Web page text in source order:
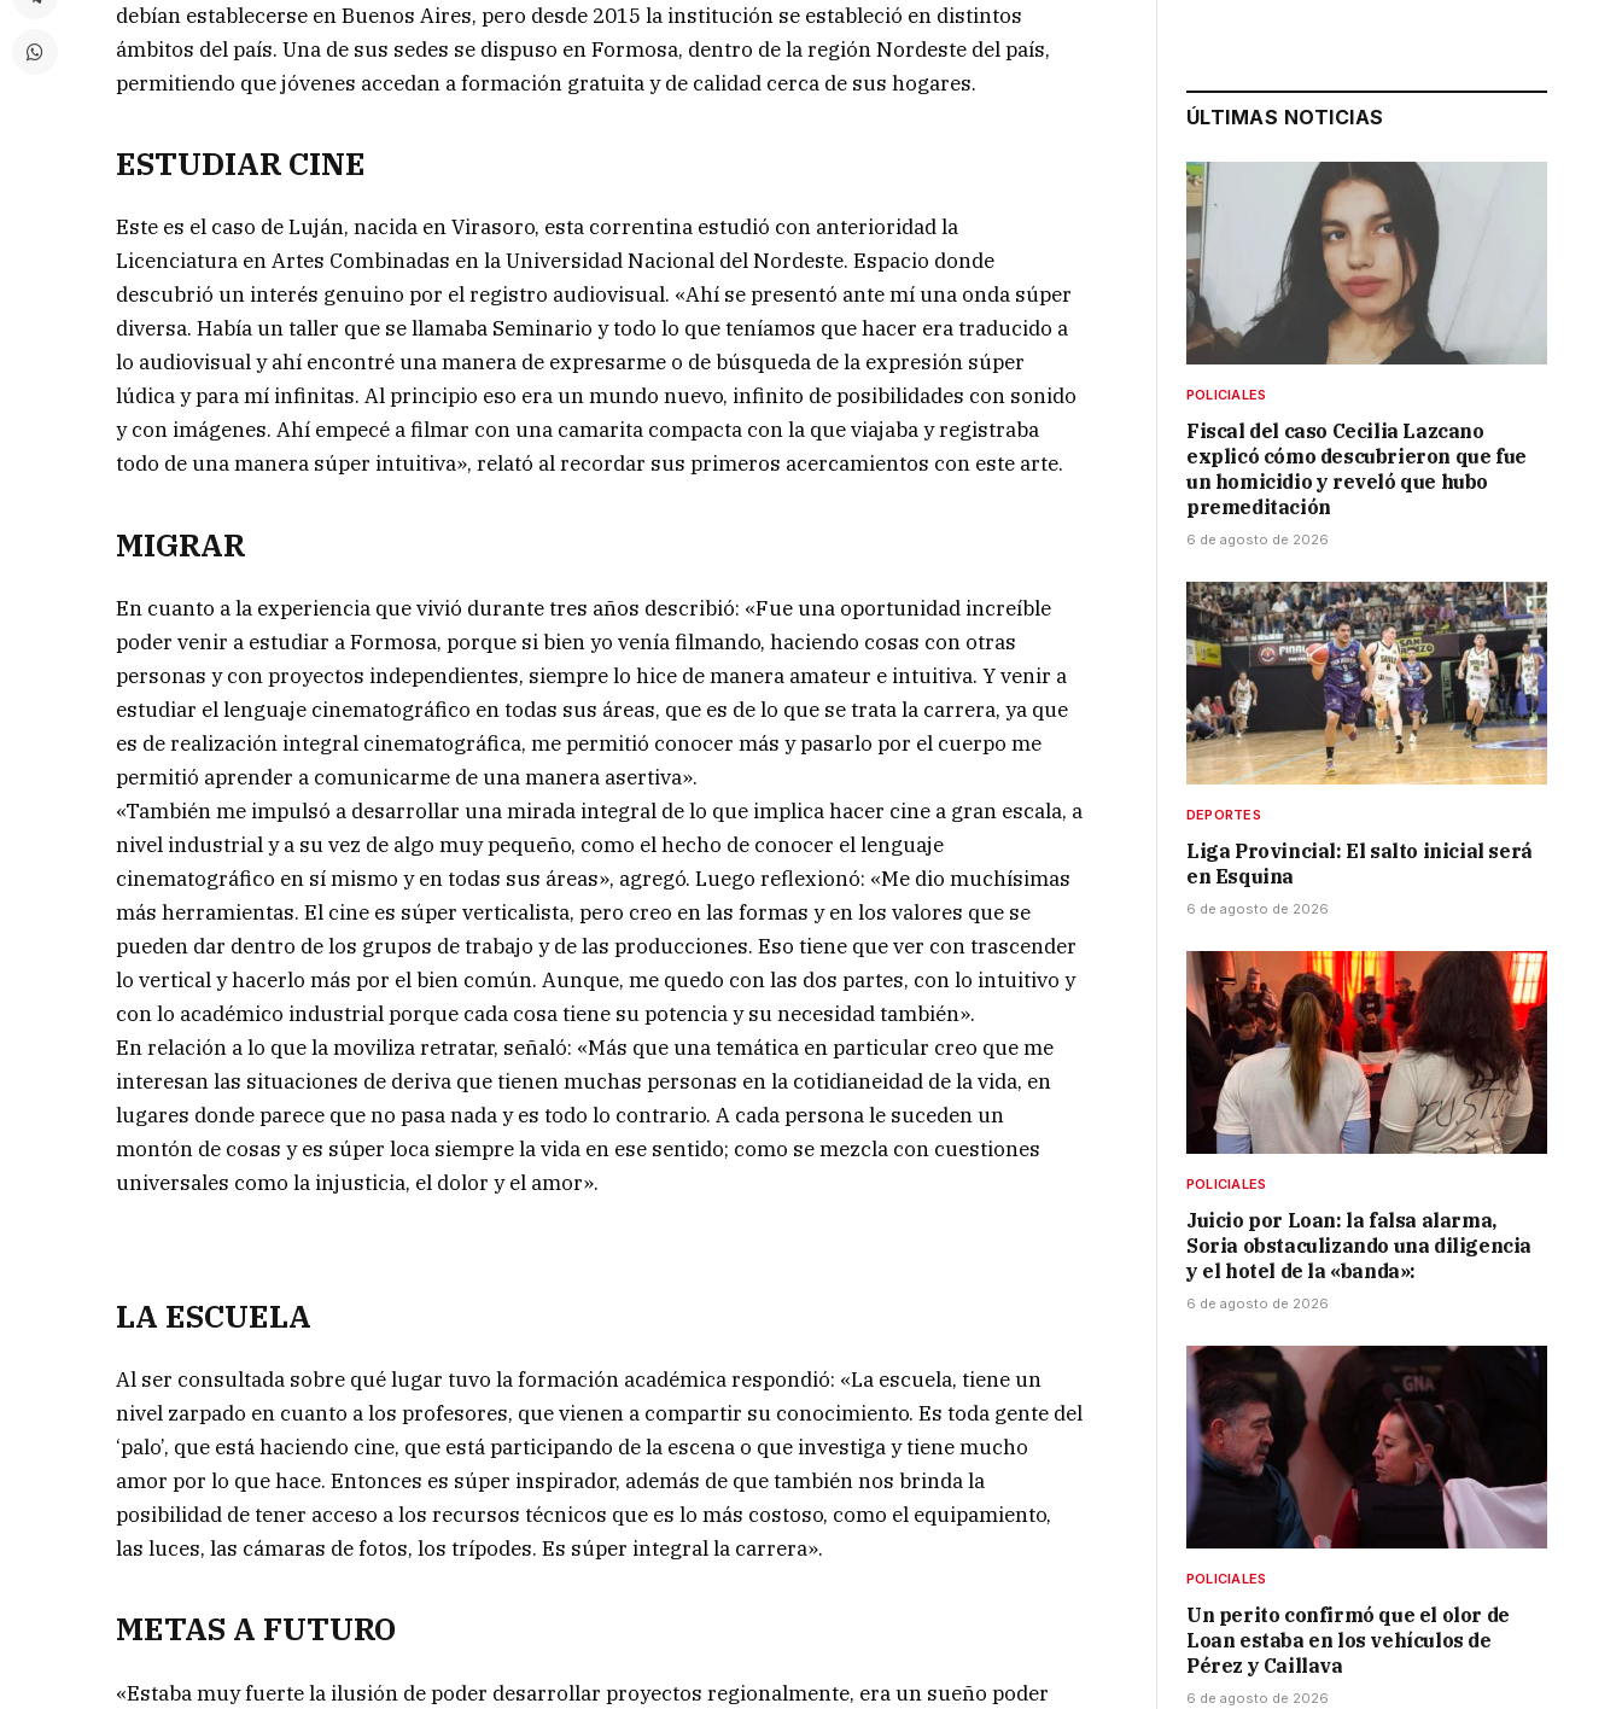
debían establecerse en Buenos Aires, pero desde 2015 la institución se estableció en distintos
ámbitos del país. Una de sus sedes se dispuso en Formosa, dentro de la región Nordeste del país,
permitiendo que jóvenes accedan a formación gratuita y de calidad cerca de sus hogares.
ESTUDIAR CINE
Este es el caso de Luján, nacida en Virasoro, esta correntina estudió con anterioridad la
Licenciatura en Artes Combinadas en la Universidad Nacional del Nordeste. Espacio donde
descubrió un interés genuino por el registro audiovisual. «Ahí se presentó ante mí una onda súper
diversa. Había un taller que se llamaba Seminario y todo lo que teníamos que hacer era traducido a
lo audiovisual y ahí encontré una manera de expresarme o de búsqueda de la expresión súper
lúdica y para mí infinitas. Al principio eso era un mundo nuevo, infinito de posibilidades con sonido
y con imágenes. Ahí empecé a filmar con una camarita compacta con la que viajaba y registraba
todo de una manera súper intuitiva», relató al recordar sus primeros acercamientos con este arte.
MIGRAR
En cuanto a la experiencia que vivió durante tres años describió: «Fue una oportunidad increíble
poder venir a estudiar a Formosa, porque si bien yo venía filmando, haciendo cosas con otras
personas y con proyectos independientes, siempre lo hice de manera amateur e intuitiva. Y venir a
estudiar el lenguaje cinematográfico en todas sus áreas, que es de lo que se trata la carrera, ya que
es de realización integral cinematográfica, me permitió conocer más y pasarlo por el cuerpo me
permitió aprender a comunicarme de una manera asertiva».
«También me impulsó a desarrollar una mirada integral de lo que implica hacer cine a gran escala, a
nivel industrial y a su vez de algo muy pequeño, como el hecho de conocer el lenguaje
cinematográfico en sí mismo y en todas sus áreas», agregó. Luego reflexionó: «Me dio muchísimas
más herramientas. El cine es súper verticalista, pero creo en las formas y en los valores que se
pueden dar dentro de los grupos de trabajo y de las producciones. Eso tiene que ver con trascender
lo vertical y hacerlo más por el bien común. Aunque, me quedo con las dos partes, con lo intuitivo y
con lo académico industrial porque cada cosa tiene su potencia y su necesidad también».
En relación a lo que la moviliza retratar, señaló: «Más que una temática en particular creo que me
interesan las situaciones de deriva que tienen muchas personas en la cotidianeidad de la vida, en
lugares donde parece que no pasa nada y es todo lo contrario. A cada persona le suceden un
montón de cosas y es súper loca siempre la vida en ese sentido; como se mezcla con cuestiones
universales como la injusticia, el dolor y el amor».
LA ESCUELA
Al ser consultada sobre qué lugar tuvo la formación académica respondió: «La escuela, tiene un
nivel zarpado en cuanto a los profesores, que vienen a compartir su conocimiento. Es toda gente del
‘palo’, que está haciendo cine, que está participando de la escena o que investiga y tiene mucho
amor por lo que hace. Entonces es súper inspirador, además de que también nos brinda la
posibilidad de tener acceso a los recursos técnicos que es lo más costoso, como el equipamiento,
las luces, las cámaras de fotos, los trípodes. Es súper integral la carrera».
METAS A FUTURO
«Estaba muy fuerte la ilusión de poder desarrollar proyectos regionalmente, era un sueño poder
ÚLTIMAS NOTICIAS
POLICIALES
Fiscal del caso Cecilia Lazcano
explicó cómo descubrieron que fue
un homicidio y reveló que hubo
premeditación
6 de agosto de 2026
DEPORTES
Liga Provincial: El salto inicial será
en Esquina
6 de agosto de 2026
POLICIALES
Juicio por Loan: la falsa alarma,
Soria obstaculizando una diligencia
y el hotel de la «banda»:
6 de agosto de 2026
POLICIALES
Un perito confirmó que el olor de
Loan estaba en los vehículos de
Pérez y Caillava
6 de agosto de 2026